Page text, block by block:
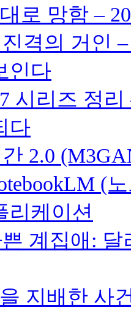
로 망함 –
격의 거인
인다
시리즈 정
다
2.0
(
리케이션
계집애:
지배한 사